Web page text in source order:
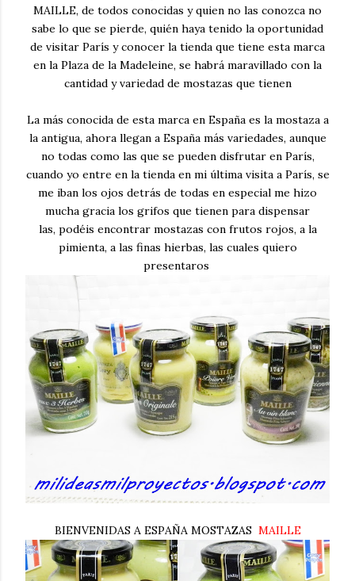
MAILLE, de todos conocidas y quien no las conozca no
sabe lo que se pierde, quién haya tenido la oportunidad
de visitar París y conocer la tienda que tiene esta marca
en la Plaza de la Madeleine, se habrá maravillado con la
cantidad y variedad de mostazas que tienen
La más conocida de esta marca en España es la mostaza a
la antigua, ahora llegan a España más variedades, aunque
no todas como las que se pueden disfrutar en París,
cuando yo entre en la tienda en mi última visita a París, se
me iban los ojos detrás de todas en especial me hizo
mucha gracia los grifos que tienen para dispensar
las, podéis encontrar mostazas con frutos rojos, a la
pimienta, a las finas hierbas, las cuales quiero
presentaros
BIENVENIDAS A ESPAÑA MOSTAZAS MAILLE